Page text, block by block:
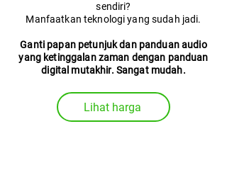
sendiri?
Manfaatkan teknologi yang sudah jadi.
Ganti papan petunjuk dan panduan audio
yang ketinggalan zaman dengan panduan
digital mutakhir. Sangat mudah.
Lihat harga